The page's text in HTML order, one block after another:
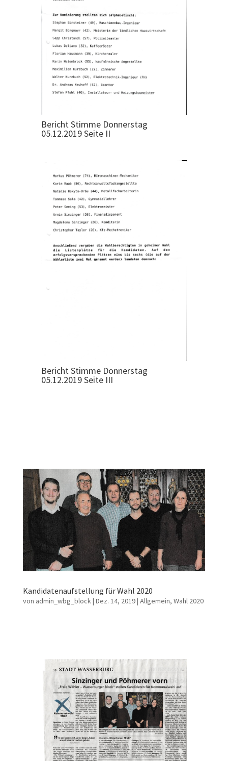
Bericht Stimme Donnerstag
05.12.2019 Seite II
Bericht Stimme Donnerstag
05.12.2019 Seite III
Kandidatenaufstellung für Wahl 2020
von admin_wbg_block | Dez. 14, 2019| Allgemein, Wahl 2020